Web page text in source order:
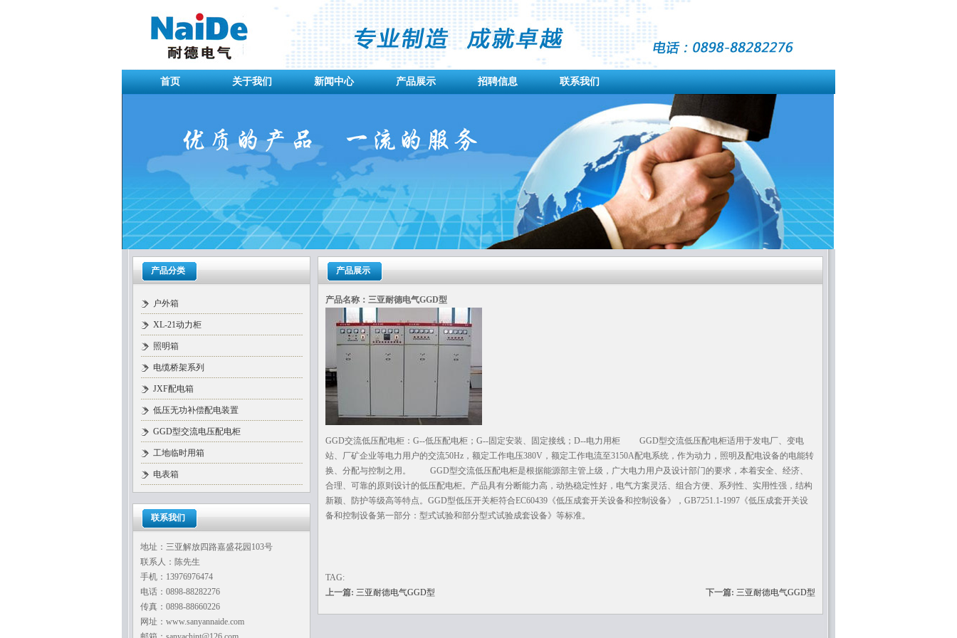
首页 关于我们 新闻中心 产品展示 招聘信息 联系我们
产品分类
户外箱
XL-21动力柜
照明箱
电缆桥架系列
JXF配电箱
低压无功补偿配电装置
GGD型交流电压配电柜
工地临时用箱
电表箱
联系我们
地址：三亚解放四路嘉盛花园103号
联系人：陈先生
手机：13976976474
电话：0898-88282276
传真：0898-88660226
网址：www.sanyannaide.com
产品展示
产品名称：三亚耐德电气GGD型
GGD交流低压配电柜：G--低压配电柜；G--固定安装、固定接线；D--电力用柜 GGD型交流低压配电柜适用于发电厂、变电
站、厂矿企业等电力用户的交流50Hz，额定工作电压380V，额定工作电流至3150A配电系统，作为动力，照明及配电设备的电能转
换、分配与控制之用。 GGD型交流低压配电柜是根据能源部主管上级，广大电力用户及设计部门的要求，本着安全、经济、
合理、可靠的原则设计的低压配电柜。产品具有分断能力高，动热稳定性好，电气方案灵活、组合方便、系列性、实用性强，结构
新颖、防护等级高等特点。GGD型低压开关柜符合EC60439《低压成套开关设备和控制设备》，GB7251.1-1997《低压成套开关设
备和控制设备第一部分：型式试验和部分型式试验成套设备》等标准。
TAG:
上一篇: 三亚耐德电气GGD型 下一篇: 三亚耐德电气GGD型